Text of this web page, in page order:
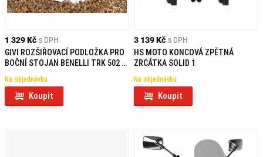
1 329 Kč s DPH
GIVI ROZŠIŘOVACÍ PODLOŽKA PRO
BOČNÍ STOJAN BENELLI TRK 502 X
Na objednávku
Koupit
3 139 Kč s DPH
HS MOTO KONCOVÁ ZPĚTNÁ
ZRCÁTKA SOLID 1
Na objednávku
Koupit